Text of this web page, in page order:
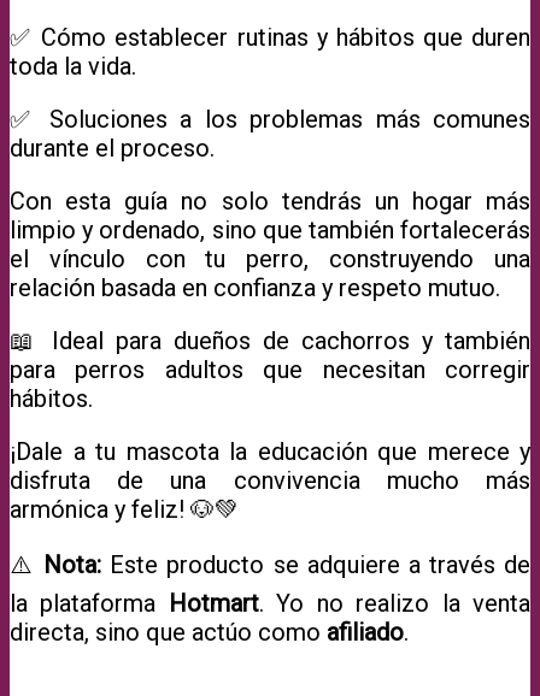
✅ Cómo establecer rutinas y hábitos que duren
toda la vida.
✅ Soluciones a los problemas más comunes
durante el proceso.
Con esta guía no solo tendrás un hogar más
limpio y ordenado, sino que también fortalecerás
el vínculo con tu perro, construyendo una
relación basada en confianza y respeto mutuo.
📖 Ideal para dueños de cachorros y también
para perros adultos que necesitan corregir
hábitos.
¡Dale a tu mascota la educación que merece y
disfruta de una convivencia mucho más
armónica y feliz! 🐶💚
⚠️ Nota: Este producto se adquiere a través de
la plataforma Hotmart. Yo no realizo la venta
directa, sino que actúo como afiliado.